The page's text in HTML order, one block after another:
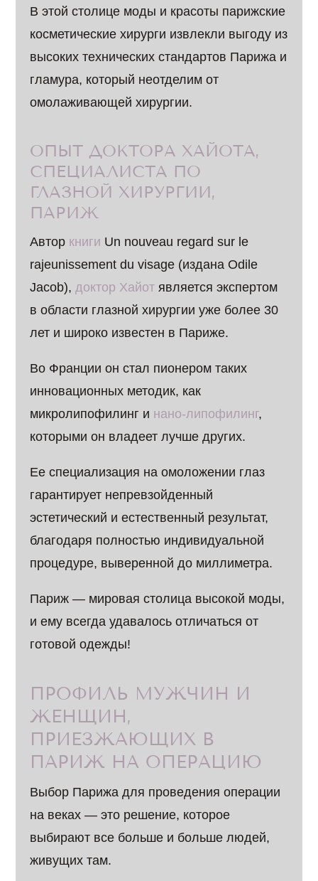
В этой столице моды и красоты парижские
косметические хирурги извлекли выгоду из
высоких технических стандартов Парижа и
гламура, который неотделим от
омолаживающей хирургии.
ОПЫТ ДОКТОРА ХАЙОТА,
СПЕЦИАЛИСТА ПО
ГЛАЗНОЙ ХИРУРГИИ,
ПАРИЖ
Автор книги Un nouveau regard sur le
rajeunissement du visage (издана Odile
Jacob),доктор Хайот является экспертом
в области глазной хирургии уже более 30
лет и широко известен в Париже.
Во Франции он стал пионером таких
инновационных методик, как
микролипофилинг и нано-липофилинг,
которыми он владеет лучше других.
Ее специализация на омоложении глаз
гарантирует непревзойденный
эстетический и естественный результат,
благодаря полностью индивидуальной
процедуре, выверенной до миллиметра.
Париж — мировая столица высокой моды,
и ему всегда удавалось отличаться от
готовой одежды!
ПРОФИЛЬ МУЖЧИН И
ЖЕНЩИН,
ПРИЕЗЖАЮЩИХ В
ПАРИЖ НА ОПЕРАЦИЮ
Выбор Парижа для проведения операции
на веках — это решение, которое
выбирают все больше и больше людей,
живущих там.